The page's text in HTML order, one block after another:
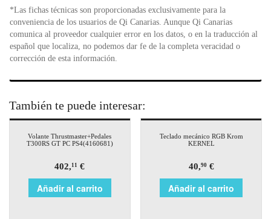
*Las fichas técnicas son proporcionadas exclusivamente para la
conveniencia de los usuarios de Qi Canarias. Aunque Qi Canarias
comunica al proveedor cualquier error en los datos, o en la traducción al
español que localiza, no podemos dar fe de la completa veracidad o
corrección de esta información.
También te puede interesar:
Volante Thrustmaster+Pedales
T300RS GT PC PS4(4160681)
402,11 €
Añadir al carrito
Teclado mecánico RGB Krom
KERNEL
40,90€
Añadir al carrito